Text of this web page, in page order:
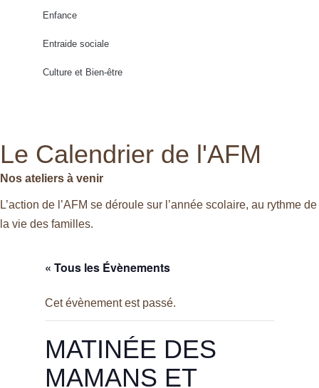
Enfance
Entraide sociale
Culture et Bien-être
Le Calendrier de l'AFM
Nos ateliers à venir
L’action de l’AFM se déroule sur l’année scolaire, au rythme de
la vie des familles.
« Tous les Évènements
Cet évènement est passé.
MATINÉE DES
MAMANS ET